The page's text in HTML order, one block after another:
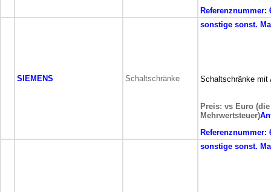
Referenznummer:
SIEMENS Schaltschränke
sonstige sonst.
Schaltschränke mit
Preis: vs Euro
Mehrwertsteuer)
Referenznummer:
sonstige sonst.